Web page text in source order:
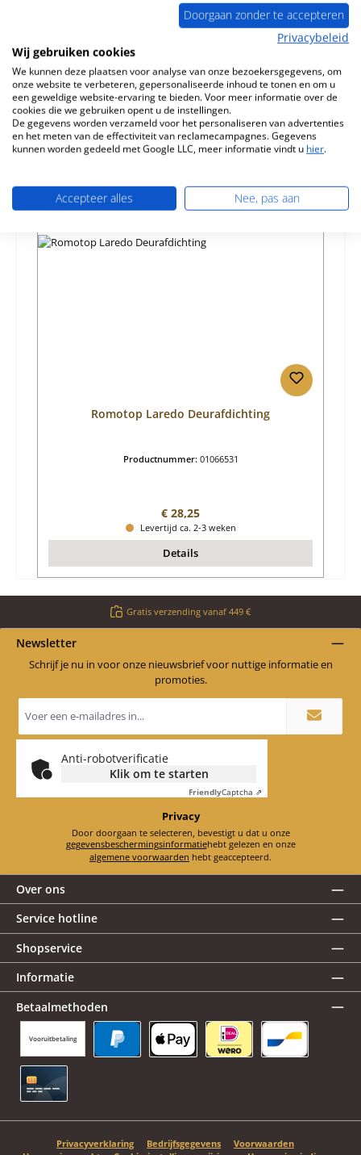
Origineel glasruit afdichting voor de Houtkachel
Romotop Laredo Romotop Laredo glasruit afdichting
Eigenschappen
Informatie over productveiligheid
Romotop Laredo Deurafdichting
Productnummer: 01066531
Normale prijs:
€ 28,25
Levertijd ca. 2-3 weken
Details
Gratis verzending vanaf 449 €
Newsletter
Schrijf je nu in voor onze nieuwsbrief voor nuttige informatie en
promoties.
mailadres
Anti-robotverificatie
Klik om te starten
FriendlyCaptcha ⇗
Privacy
Door doorgaan te selecteren, bevestigt u dat u onze
gegevensbeschermingsinformatie
hebt gelezen en onze
algemene voorwaarden hebt geaccepteerd.
Over ons
Service hotline
Shopservice
Informatie
Betaalmethoden
Vooruitbetaling
Privacyverklaring Bedrijfsgegevens
Voorwaarden
Doorgaan zonder te accepteren
Privacybeleid
Wij gebruiken cookies
We kunnen deze plaatsen voor analyse van onze bezoekersgegevens, om
onze website te verbeteren, gepersonaliseerde inhoud te tonen en om u
een geweldige website-ervaring te bieden. Voor meer informatie over de
cookies die we gebruiken opent u de instellingen.
De gegevens worden verzameld voor het personaliseren van advertenties
en het meten van de effectiviteit van reclamecampagnes. Gegevens
kunnen worden gedeeld met Google LLC, meer informatie vindt u hier.
Accepteer alles Nee, pas aan